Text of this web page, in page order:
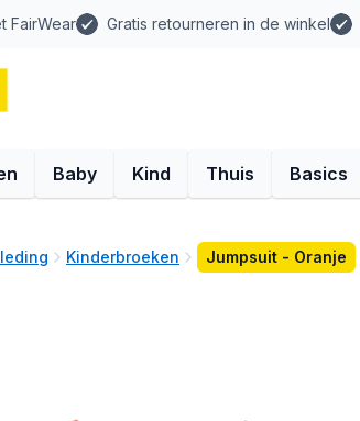
FairWear Gratis retourneren in de winkel
Baby Kind Thuis Basics
Kinderbroeken Jumpsuit - Oranje